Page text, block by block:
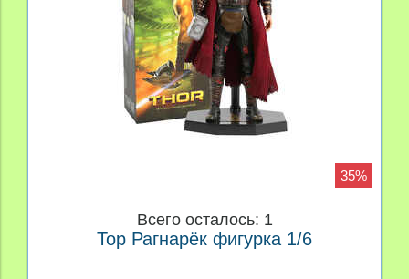
35%
Всего осталось: 1
Тор Рагнарёк фигурка 1/6